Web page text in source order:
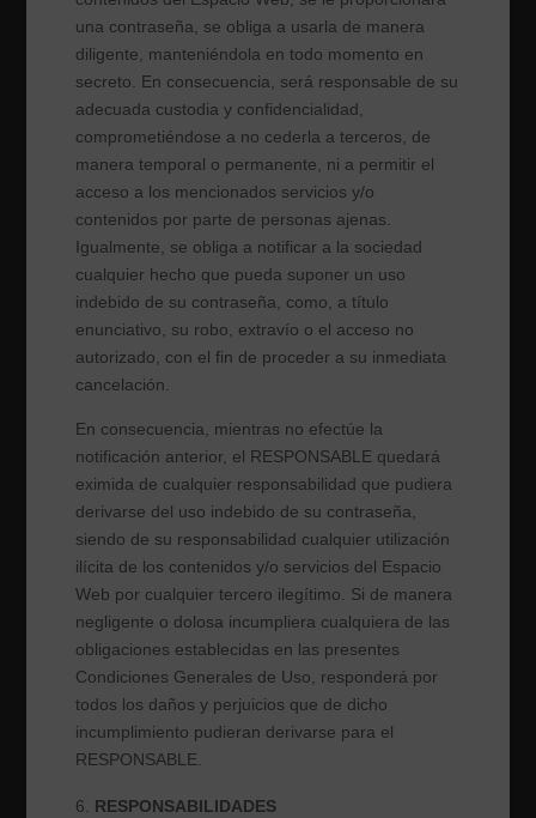
una contraseña, se obliga a usarla de manera
diligente, manteniéndola en todo momento en
secreto. En consecuencia, será responsable de su
adecuada custodia y confidencialidad,
comprometiéndose a no cederla a terceros, de
manera temporal o permanente, ni a permitir el
acceso a los mencionados servicios y/o
contenidos por parte de personas ajenas.
Igualmente, se obliga a notificar a la sociedad
cualquier hecho que pueda suponer un uso
indebido de su contraseña, como, a título
enunciativo, su robo, extravío o el acceso no
autorizado, con el fin de proceder a su inmediata
cancelación.
En consecuencia, mientras no efectúe la
notificación anterior, el RESPONSABLE quedará
eximida de cualquier responsabilidad que pudiera
derivarse del uso indebido de su contraseña,
siendo de su responsabilidad cualquier utilización
ilícita de los contenidos y/o servicios del Espacio
Web por cualquier tercero ilegítimo. Si de manera
negligente o dolosa incumpliera cualquiera de las
obligaciones establecidas en las presentes
Condiciones Generales de Uso, responderá por
todos los daños y perjuicios que de dicho
incumplimiento pudieran derivarse para el
RESPONSABLE.
RESPONSABILIDADES